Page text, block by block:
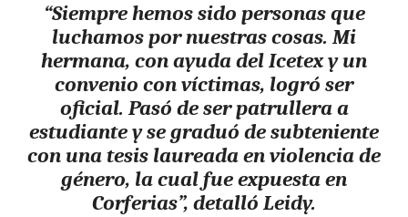
“Siempre hemos sido personas que
luchamos por nuestras cosas. Mi
hermana, con ayuda del Icetex y un
convenio con víctimas, logró ser
oficial. Pasó de ser patrullera a
estudiante yse graduó de subteniente
con una tesis laureada en violencia de
género, la cual fue expuesta en
Corferias”, detalló Leidy.